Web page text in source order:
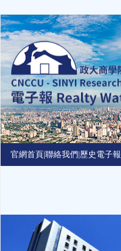
to
navigation
官網首頁 聯絡我們 歷史電子報